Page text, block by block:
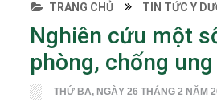
TRANG CHỦ TIN TỨC Y
Nghiên cứu một
phòng, chống
THỨ BA, NGÀY 26 THÁNG 2 NĂM